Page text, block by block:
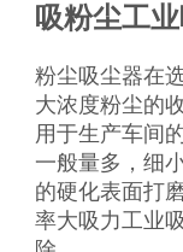
吸粉尘工
粉尘吸尘器在
大浓度粉尘的
用于生产车间
一般量多，细
的硬化表面打
率大吸力工业